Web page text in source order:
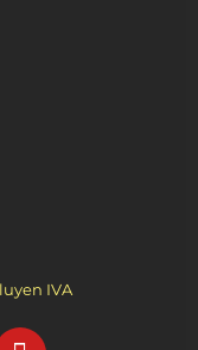
IVA